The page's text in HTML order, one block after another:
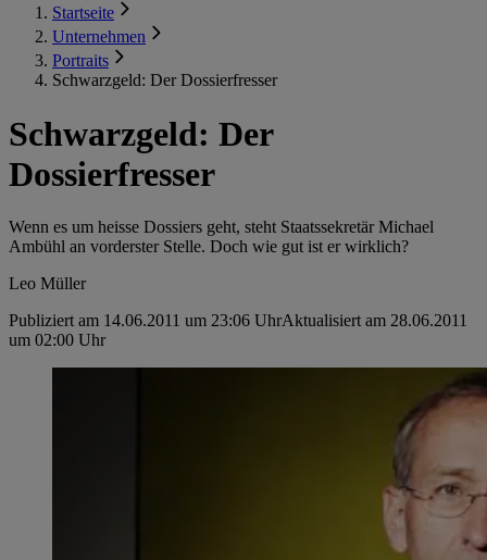
Startseite
Unternehmen
Portraits
Schwarzgeld: Der Dossierfresser
Schwarzgeld: Der
Dossierfresser
Wenn es um heisse Dossiers geht, steht Staatssekretär Michael
Ambühl an vorderster Stelle. Doch wie gut ist er wirklich?
Leo Müller
Publiziert am 14.06.2011 um 23:06 UhrAktualisiert am 28.06.2011
um 02:00 Uhr